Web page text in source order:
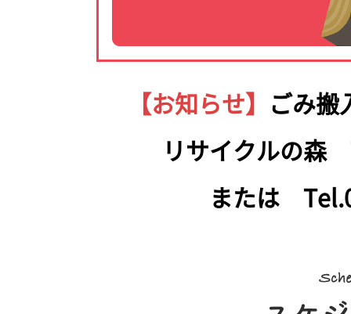
【お知らせ】 ごみ搬
リサイクルの森
または